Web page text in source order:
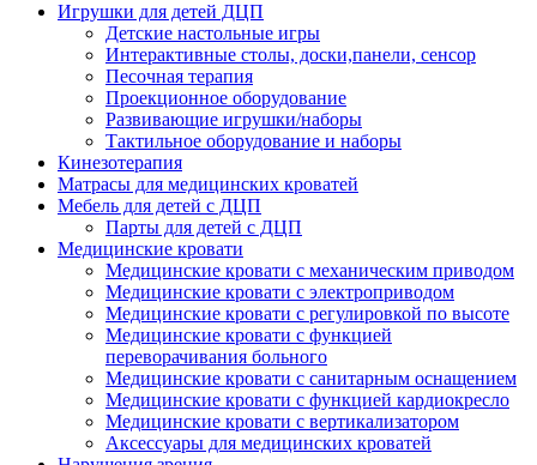
Игрушки для детей ДЦП
Детские настольные игры
Интерактивные столы, доски,панели, сенсор
Песочная терапия
Проекционное оборудование
Развивающие игрушки/наборы
Тактильное оборудование и наборы
Кинезотерапия
Матрасы для медицинских кроватей
Мебель для детей с ДЦП
Парты для детей с ДЦП
Медицинские кровати
Медицинские кровати с механическим приводом
Медицинские кровати с электроприводом
Медицинские кровати с регулировкой по высоте
Медицинские кровати с функцией
переворачивания больного
Медицинские кровати с санитарным оснащением
Медицинские кровати с функцией кардиокресло
Медицинские кровати с вертикализатором
Аксессуары для медицинских кроватей